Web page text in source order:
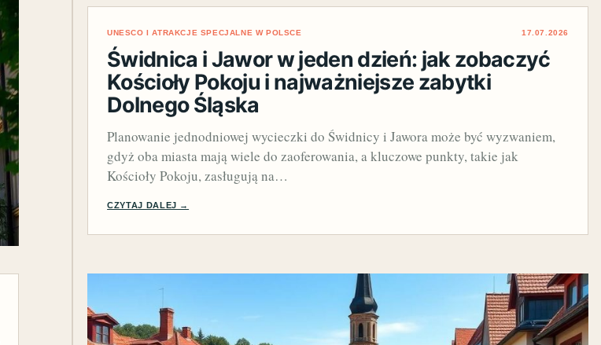
UNESCO I ATRAKCJE SPECJALNE W POLSCE 17.07.2026
Świdnica i Jawor w jeden dzień: jak zobaczyć
Kościoły Pokoju i najważniejsze zabytki
Dolnego Śląska
Planowanie jednodniowej wycieczki do Świdnicy i Jawora może być wyzwaniem,
gdyż oba miasta mają wiele do zaoferowania, a kluczowe punkty, takie jak
Kościoły Pokoju, zasługują na…
CZYTAJ DALEJ →